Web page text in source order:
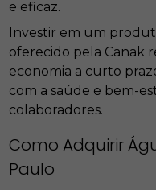
e eficaz.
Investir em um
oferecido pela Canak
economia a curto
com a saúde e bem-
colaboradores.
Como Adquirir
Paulo